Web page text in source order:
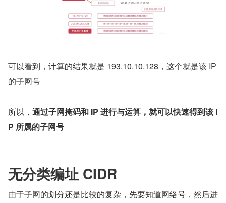
可以看到，计算的结果就是 193.10.10.128，这个就是该 IP
的子网号
所以， 通过子网掩码和 IP 进行与运算，就可以快速得到该 I
P 所属的子网号
无分类编址 CIDR
由于子网的划分还是比较的复杂，先要知道网络号，然后进